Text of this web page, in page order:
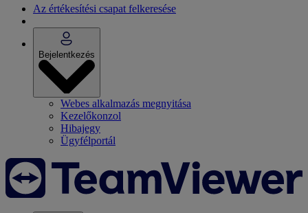
Az értékesítési csapat felkeresése
Bejelentkezés
Webes alkalmazás megnyitása
Kezelőkonzol
Hibajegy
Ügyfélportál